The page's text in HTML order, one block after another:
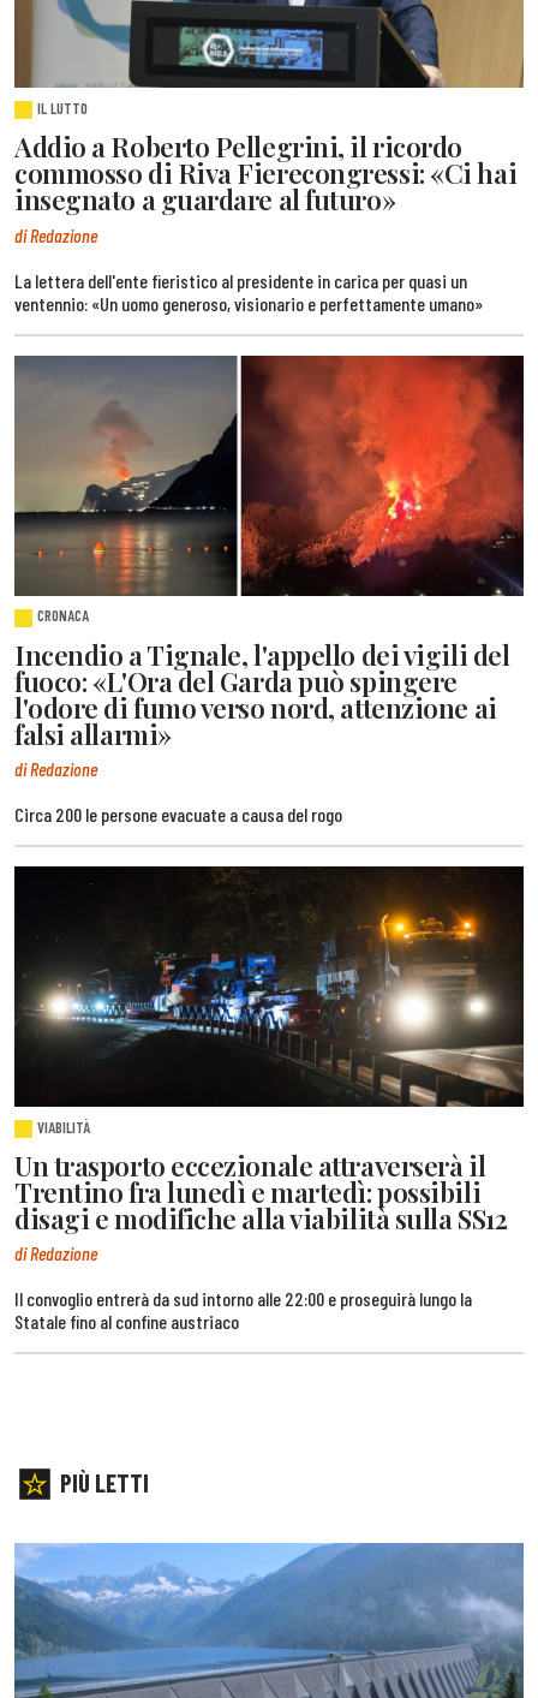
IL LUTTO
Addio a Roberto Pellegrini, il ricordo
commosso di Riva Fierecongressi: «Ci hai
insegnato a guardare al futuro»
di Redazione
La lettera dell'ente fieristico al presidente in carica per quasi un
ventennio: «Un uomo generoso, visionario e perfettamente umano»
CRONACA
Incendio a Tignale, l'appello dei vigili del
fuoco: «L'Ora del Garda può spingere
l'odore di fumo verso nord, attenzione ai
falsi allarmi»
di Redazione
Circa 200 le persone evacuate a causa del rogo
VIABILITÀ
Un trasporto eccezionale attraverserà il
Trentino fra lunedì e martedì: possibili
disagi e modifiche alla viabilità sulla SS12
di Redazione
Il convoglio entrerà da sud intorno alle 22:00 e proseguirà lungo la
Statale fino al confine austriaco
PIÙ LETTI